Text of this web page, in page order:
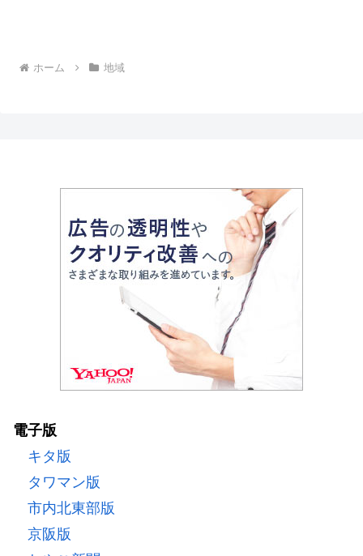
ホーム 地域
電子版
キタ版
タワマン版
市内北東部版
京阪版